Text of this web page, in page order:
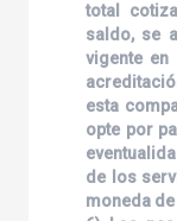
total
saldo, se
vigente
esta
opte por
de los
moneda de